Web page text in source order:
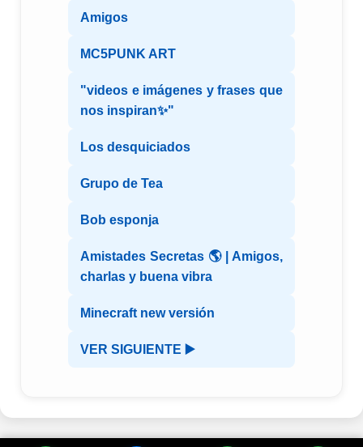
Amigos
MC5PUNK ART
"videos e imágenes y frases que
nos inspiran✨"
Los desquiciados
Grupo de Tea
Bob esponja
Amistades Secretas 🌎 | Amigos,
charlas y buena vibra
Minecraft new versión
VER SIGUIENTE ▶️